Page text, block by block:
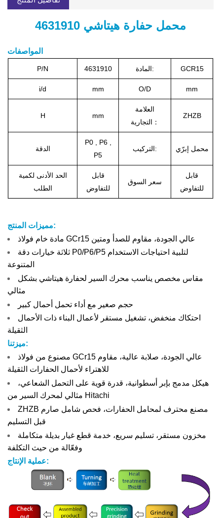
محمل حفارة هيتاشي 4631910
المواصفات
P/N 4631910 المادة: GCR15
i/d mm O/D mm
H mm
العلامة
التجارية：
ZHZB
الدقة
P0 , P6 ,
P5
التركيب: محمل إبرّي
الحد الأدنى لكمية
الطلب
قابل
للتفاوض
سعر السوق
قابل
للتفاوض
مميزات المنتج:
مادة خام فولاذ GCr15 عالي الجودة، مقاوم للصدأ ومتين
ثلاثة خيارات دقة P0/P6/P5 لتلبية احتياجات الاستخدام
المتنوعة
مقاس مخصص يناسب محرك السير لحفارة هيتاشي بشكل
مثالي
حجم صغير مع أداء تحمل أحمال كبير
احتكاك منخفض، تشغيل مستقر لأعمال البناء ذات الأحمال
الثقيلة
ميزتنا:
مصنوع من فولاذ GCr15 عالي الجودة، صلابة عالية، مقاوم
للاهتراء لأحمال الحفارات الثقيلة
هيكل مدمج بإبر أسطوانية، قدرة قوية على التحمل الشعاعي،
مثالي لمحرك السير من Hitachi
ZHZB مصنع محترف لمحامل الحفارات، فحص شامل صارم
قبل التسليم
مخزون مستقر، تسليم سريع، خدمة قطع غيار بديلة متكاملة
وفعّالة من حيث التكلفة
عملية الإنتاج: